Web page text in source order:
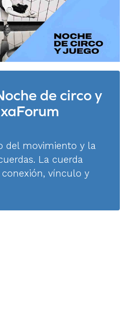
de circo y
del movimiento y la
La cuerda
vínculo y